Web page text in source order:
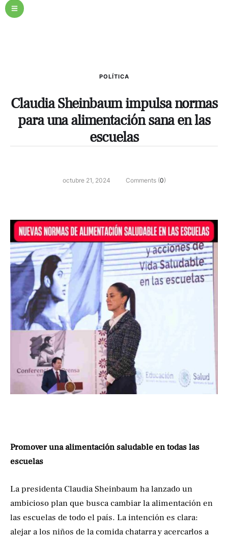
POLÍTICA
Claudia Sheinbaum impulsa normas
para una alimentación sana en las
escuelas
octubre 21, 2024 Comments (0)
Promover una alimentación saludable en todas las
escuelas
La presidenta Claudia Sheinbaum ha lanzado un
ambicioso plan que busca cambiar la alimentación en
las escuelas de todo el país. La intención es clara:
alejar a los niños de la comida chatarra y acercarlos a